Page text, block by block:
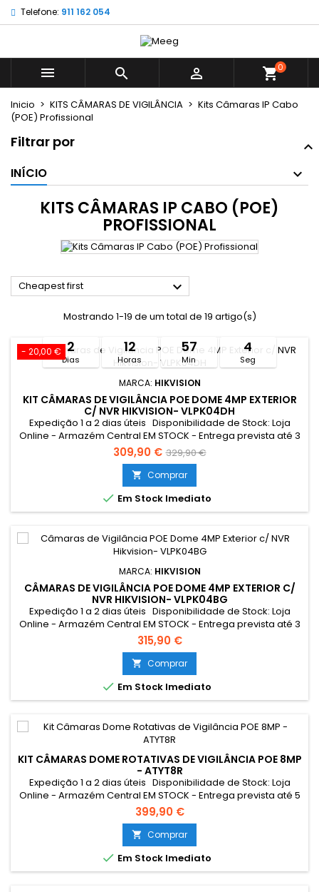
Telefone: 911 162 054
   shopping_cart0
Inicio KITS CÂMARAS DE VIGILÂNCIA
Kits Câmaras IP Cabo
(POE) Profissional
Filtrar por
INÍCIO
KITS CÂMARAS IP CABO (POE)
PROFISSIONAL
Cheapest first 
Mostrando 1-19 de um total de 19 artigo(s)
- 20,00 € 2
Dias
12
Horas
57
Min
3
Seg
MARCA: HIKVISION
KIT CÂMARAS DE VIGILÂNCIA POE DOME 4MP EXTERIOR
C/ NVR HIKVISION- VLPK04DH
Expedição 1 a 2 dias úteis Disponibilidade de Stock: Loja
Online - Armazém Central EM STOCK - Entrega prevista até 3
dias úteis Loja Braga - Rua António Fernandes Ferreira
Gomes EM STOCK Limitado ao stock existente Campanha
válida entre 27/07 a 11/08/2026
309,90 € 329,90 €
 Comprar
 Em Stock Imediato
MARCA: HIKVISION
CÂMARAS DE VIGILÂNCIA POE DOME 4MP EXTERIOR C/
NVR HIKVISION- VLPK04BG
Expedição 1 a 2 dias úteis Disponibilidade de Stock: Loja
Online - Armazém Central EM STOCK - Entrega prevista até 3
dias úteis Loja Braga - Rua António Fernandes Ferreira
Gomes EM STOCK
315,90 €
 Comprar
 Em Stock Imediato
KIT CÂMARAS DOME ROTATIVAS DE VIGILÂNCIA POE 8MP
- ATYT8R
Expedição 1 a 2 dias úteis Disponibilidade de Stock: Loja
Online - Armazém Central EM STOCK - Entrega prevista até 5
dias úteis Loja Braga - Rua António Fernandes Ferreira
Gomes SEM STOCK - Por encomenda - chegada até 7 dias
úteis
399,90 €
 Comprar
 Em Stock Imediato
My wishlists ×
add_circle_outlineCreate new list
((modalTitle)) ×
((confirmMessage))
((cancelText)) ((modalDeleteText))
((title)) ×
((label))
Entrar ×
É necessário ter sessão iniciada para guardar
produtos na sua lista de desejos.